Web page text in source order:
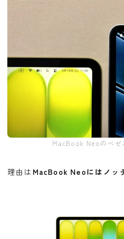
MacBook Neoのベゼ
理由は MacBook Neoにはノッ